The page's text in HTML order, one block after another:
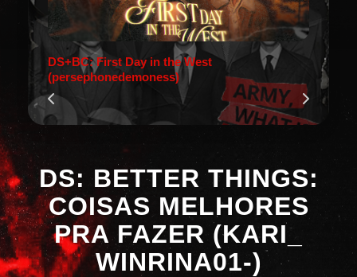
DS+BC: First Day in the West
(persephonedemoness)
DS: BETTER THINGS:
COISAS MELHORES
PRA FAZER (KARI_
WINRINA01-)